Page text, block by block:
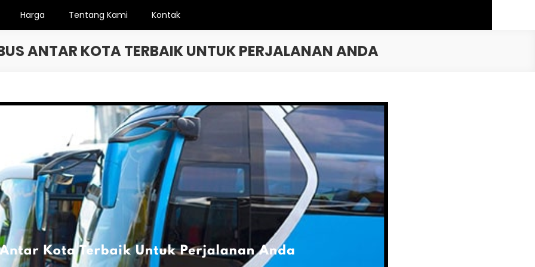
Harga Tentang Kami Kontak
ANTAR KOTA TERBAIK UNTUK PERJALANAN ANDA